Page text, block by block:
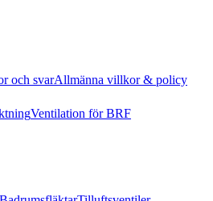
och svarAllmänna villkor & policy
Ventilation för BRF